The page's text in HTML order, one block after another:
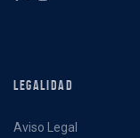
LEGALIDAD
Aviso Legal